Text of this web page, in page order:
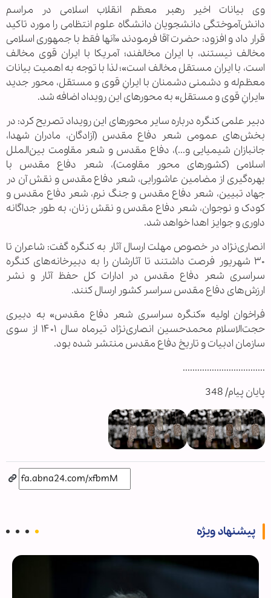
وی بیانات اخیر رهبر معظم انقلاب اسلامی در مراسم
دانش‌آموختگی دانشجویان دانشگاه علوم انتظامی را مورد تاکید
قرار داد و افزود: حضرت‌ آقا فرمودند «آنها فقط با جمهوری اسلامی
مخالف نیستند، با ایران مخالفند؛ آمریکا با ایران قوی مخالف
است، با ایران مستقل مخالف است»؛ لذا با توجه به اهمیت بیانات
معظم‌له و دشمنی دشمنان با ایرانِ قوی و مستقل، محور جدید
«ایرانِ قوی و مستقل» به محورهای این رویداد اضافه شد.
دبیر علمی کنگره درباره سایر محورهای این رویداد تصریح کرد: در
بخش‌های عمومی شعر دفاع مقدس (آزادگان، مادران شهدا،
جانبازان شیمیایی و...)، دفاع مقدس و شعر مقاومت بین‌الملل
اسلامی (کشورهای محور مقاومت)، شعر دفاع مقدس با
بهره‌گیری از مضامین عاشورایی، شعر دفاع مقدس و نقش آن در
جهاد تبیین، شعر دفاع مقدس و جنگ نرم، شعر دفاع مقدس و
کودک و نوجوان، شعر دفاع مقدس و نقش زنان، به‌ طور جداگانه
داوری و جوایز اهدا خواهد شد.
انصاری‌نژاد در خصوص مهلت ارسال آثار به کنگره گفت: شاعران تا
۳۰ شهریور فرصت داشتند تا آثارشان را به دبیرخانه‌های کنگره
سراسری شعر دفاع مقدس در ادارات کل حفظ آثار و نشر
ارزش‌های دفاع مقدس سراسر کشور ارسال کنند.
فراخوان اولیه «کنگره سراسری شعر دفاع مقدس» به دبیری
حجت‌الاسلام محمدحسین انصاری‌نژاد تیرماه سال ۱۴۰۱ از سوی
سازمان ادبیات و تاریخ دفاع مقدس منتشر شده بود.
..................................
پایان پیام/ 348
پیشنهاد ویژه